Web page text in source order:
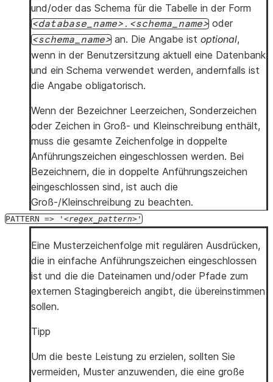
und/oder das Schema für die Tabelle in der Form
database_name . schema_name oder
schema_name an. Die Angabe ist optional,
wenn in der Benutzersitzung aktuell eine Datenbank
und ein Schema verwendet werden, andernfalls ist
die Angabe obligatorisch.
Wenn der Bezeichner Leerzeichen, Sonderzeichen
oder Zeichen in Groß- und Kleinschreibung enthält,
muss die gesamte Zeichenfolge in doppelte
Anführungszeichen eingeschlossen werden. Bei
Bezeichnern, die in doppelte Anführungszeichen
eingeschlossen sind, ist auch die
Groß-/Kleinschreibung zu beachten.
PATTERN => ' regex_pattern '
Eine Musterzeichenfolge mit regulären Ausdrücken,
die in einfache Anführungszeichen eingeschlossen
ist und die die Dateinamen und/oder Pfade zum
externen Stagingbereich angibt, die übereinstimmen
sollen.
Tipp
Um die beste Leistung zu erzielen, sollten Sie
vermeiden, Muster anzuwenden, die eine große